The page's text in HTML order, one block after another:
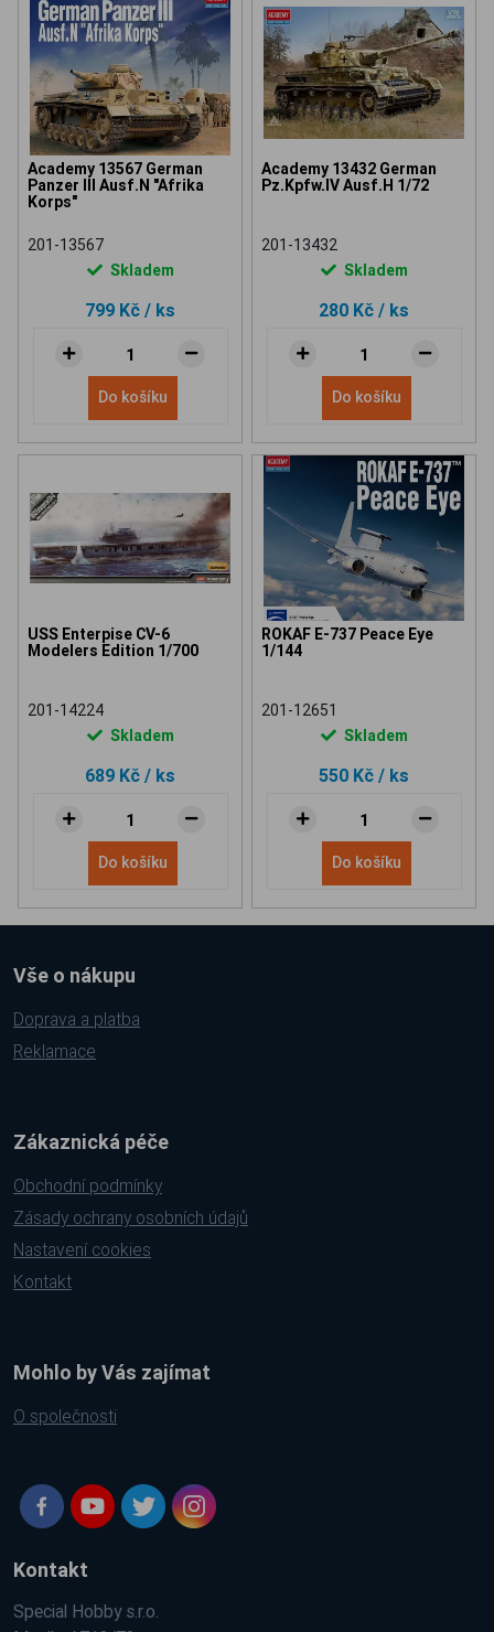
Academy 13567 German
Panzer III Ausf.N "Afrika
Korps"
201-13567
Skladem
799 Kč / ks
Do košíku
Academy 13432 German
Pz.Kpfw.IV Ausf.H 1/72
201-13432
Skladem
280 Kč / ks
Do košíku
USS Enterpise CV-6
Modelers Edition 1/700
201-14224
Skladem
689 Kč / ks
Do košíku
ROKAF E-737 Peace Eye
1/144
201-12651
Skladem
550 Kč / ks
Do košíku
Vše o nákupu
Doprava a platba
Reklamace
Zákaznická péče
Obchodní podmínky
Zásady ochrany osobních údajů
Nastavení cookies
Kontakt
Mohlo by Vás zajímat
O společnosti
Kontakt
Special Hobby s.r.o.